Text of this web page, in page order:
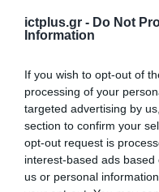
ictplus.gr - Do Not
Information
If you wish to opt-out of
processing of your
targeted advertising by
section to confirm your
opt-out request is
interest-based ads
us or personal
και
ζήτησης για 306
TAGS: ΕΛΕΤΑΕΝ